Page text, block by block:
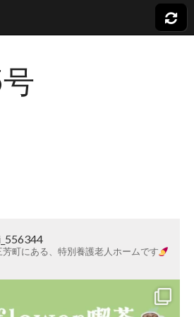
町にある、特別養護老人ホームです